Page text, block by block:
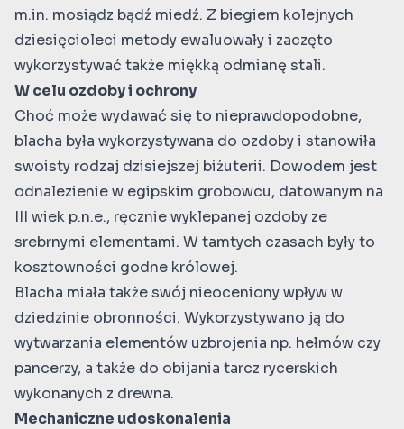
m.in. mosiądz bądź miedź. Z biegiem kolejnych
dziesięcioleci metody ewaluowały i zaczęto
wykorzystywać także miękką odmianę stali.
W celu ozdoby i ochrony
Choć może wydawać się to nieprawdopodobne,
blacha była wykorzystywana do ozdoby i stanowiła
swoisty rodzaj dzisiejszej biżuterii. Dowodem jest
odnalezienie w egipskim grobowcu, datowanym na
III wiek p.n.e., ręcznie wyklepanej ozdoby ze
srebrnymi elementami. W tamtych czasach były to
kosztowności godne królowej.
Blacha miała także swój nieoceniony wpływ w
dziedzinie obronności. Wykorzystywano ją do
wytwarzania elementów uzbrojenia np. hełmów czy
pancerzy, a także do obijania tarcz rycerskich
wykonanych z drewna.
Mechaniczne udoskonalenia